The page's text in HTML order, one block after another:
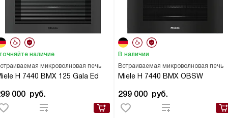
микроволновая печь
H 7440 BMX 125 Gala Ed
наличие
000 руб.
Встраиваемая микроволновая печь
Miele H 7440 BMX OBSW
В наличии
299 000 руб.